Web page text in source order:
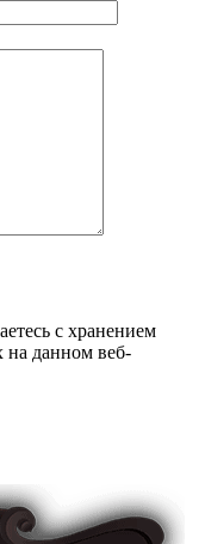
с хранением
на данном веб-